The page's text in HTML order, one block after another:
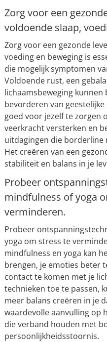
Zorg voor een
voldoende slaap,
Zorg voor een gezonde
voeding en beweging is
die mogelijk symptomen
Voldoende rust, een
lichaamsbeweging kunnen
bevorderen van
goed voor jezelf te zorgen
veerkracht versterken en
uitdagingen die borderline
Het creëren van een
stabiliteit en balans in je
Probeer
mindfulness of yoga
verminderen.
Probeer
yoga om stress te
mindfulness en yoga kan
brengen, je emoties beter
contact te komen met je
technieken toe te passen,
meer balans creëren in je
waardevolle aanvulling op
die verband houden met
persoonlijkheidsstoornis.